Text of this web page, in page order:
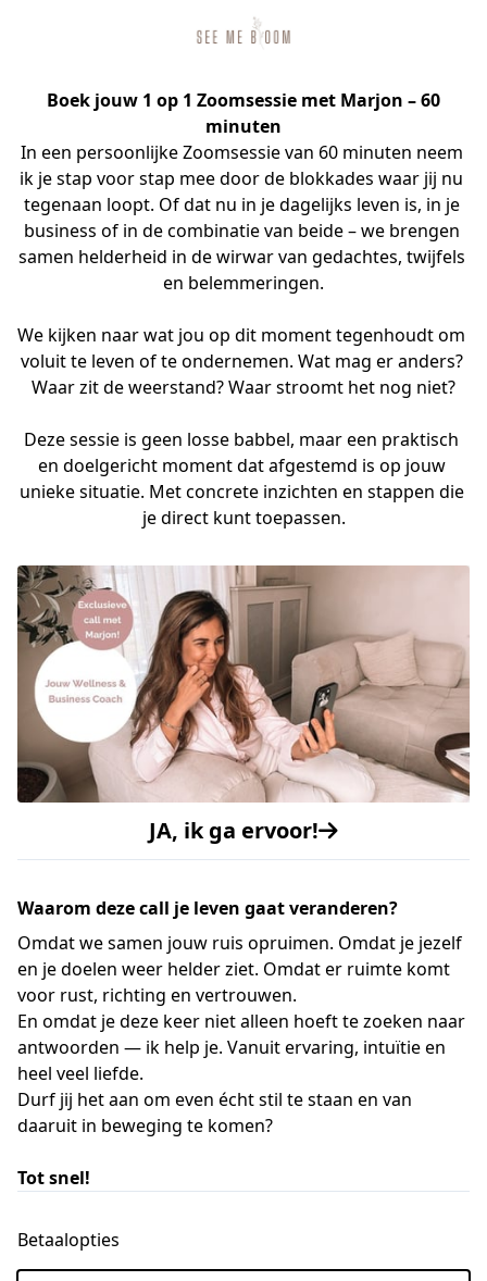
Boek jouw 1 op 1 Zoomsessie met Marjon – 60
minuten
In een persoonlijke Zoomsessie van 60 minuten neem
ik je stap voor stap mee door de blokkades waar jij nu
tegenaan loopt. Of dat nu in je dagelijks leven is, in je
business of in de combinatie van beide – we brengen
samen helderheid in de wirwar van gedachtes, twijfels
en belemmeringen.
We kijken naar wat jou op dit moment tegenhoudt om
voluit te leven of te ondernemen. Wat mag er anders?
Waar zit de weerstand? Waar stroomt het nog niet?
Deze sessie is geen losse babbel, maar een praktisch
en doelgericht moment dat afgestemd is op jouw
unieke situatie. Met concrete inzichten en stappen die
je direct kunt toepassen.
JA, ik ga ervoor!
Waarom deze call je leven gaat veranderen?
Omdat we samen jouw ruis opruimen. Omdat je jezelf
en je doelen weer helder ziet. Omdat er ruimte komt
voor rust, richting en vertrouwen.
En omdat je deze keer niet alleen hoeft te zoeken naar
antwoorden — ik help je. Vanuit ervaring, intuïtie en
heel veel liefde.
Durf jij het aan om even écht stil te staan en van
daaruit in beweging te komen?
Tot snel!
Betaalopties